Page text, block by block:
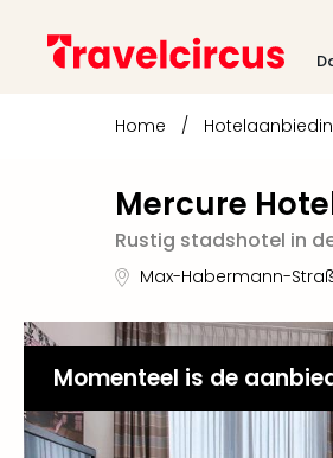
Home /
Mercure
Rustig stadshotel in
Max-Habermann-
Momenteel is de